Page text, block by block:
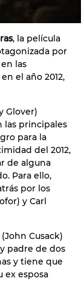
, la película
por
las
el año 2012,
Glover)
las principales
para la
del 2012,
de alguna
Para ello,
por los
y Carl
Cusack)
padre de dos
y tiene que
ex esposa